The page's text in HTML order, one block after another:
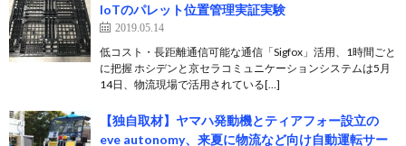
IoTのパレット位置管理実証実験
2019.05.14
低コスト・長距離通信可能な通信「Sigfox」活用、1時間ごと
に把握 ホシデンと京セラコミュニケーションシステムは5月
14日、物流現場で活用されている[…]
【独自取材】ヤマハ発動機とティアフォー設立の
eve autonomy、来夏に物流など向け自動運転サー